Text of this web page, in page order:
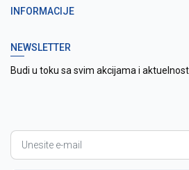
INFORMACIJE
NEWSLETTER
Budi u toku sa svim akcijama i